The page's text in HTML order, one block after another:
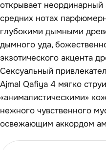
открывает
средних нотах
глубокими дымными
дымного уда,
экзотического акцента
Сексуальный
Ajmal Qafiya 4 мягко
«анималистическими»
нежного чувственного
освежающим аккордом